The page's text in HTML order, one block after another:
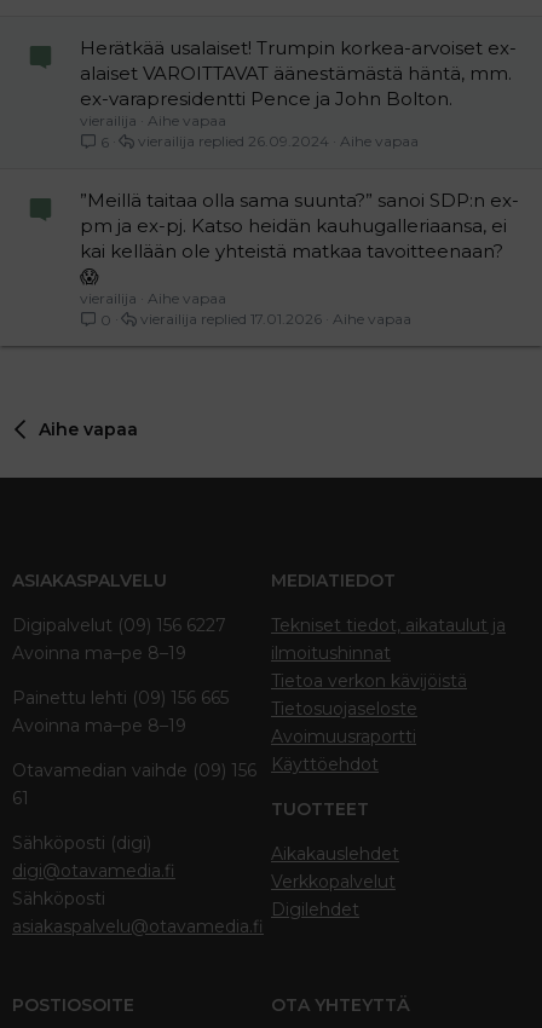
Herätkää usalaiset! Trumpin korkea-arvoiset ex-
alaiset VAROITTAVAT äänestämästä häntä, mm.
ex-varapresidentti Pence ja John Bolton.
vierailija
Aihe vapaa
6
Aihe vapaa
26.09.2024
vierailija
”Meillä taitaa olla sama suunta?” sanoi SDP:n ex-
pm ja ex-pj. Katso heidän kauhugalleriaansa, ei
kai kellään ole yhteistä matkaa tavoitteenaan?
😱
vierailija
Aihe vapaa
0
Aihe vapaa
17.01.2026
vierailija
Aihe vapaa
ASIAKASPALVELU
Digipalvelut (09) 156 6227
Avoinna ma–pe 8–19
Painettu lehti (09) 156 665
Avoinna ma–pe 8–19
Otavamedian vaihde (09) 156
61
Sähköposti (digi)
digi@otavamedia.fi
Sähköposti
asiakaspalvelu@otavamedia.fi
MEDIATIEDOT
Tekniset tiedot, aikataulut ja
ilmoitushinnat
Tietoa verkon kävijöistä
Tietosuojaseloste
Avoimuusraportti
Käyttöehdot
TUOTTEET
Aikakauslehdet
Verkkopalvelut
Digilehdet
POSTIOSOITE OTA YHTEYTTÄ